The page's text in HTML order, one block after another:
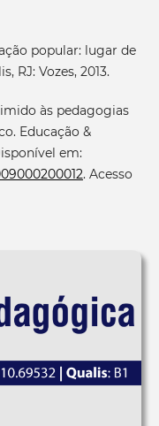
popular: lugar de
RJ: Vozes, 2013.
às pedagogias
Educação &
em:
. Acesso